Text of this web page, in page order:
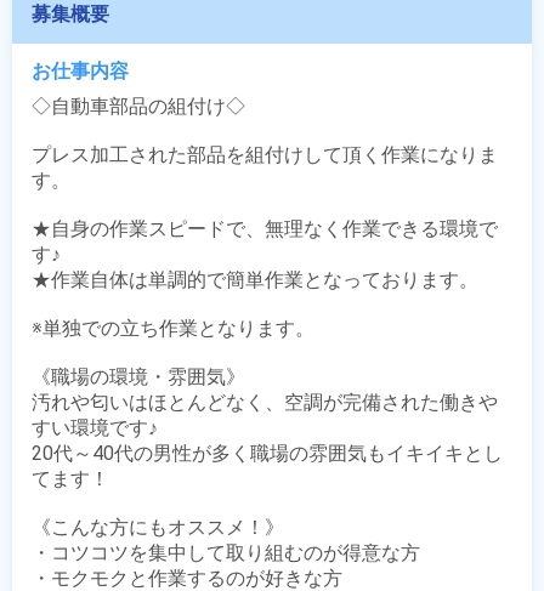
募集概要
お仕事内容
◇自動車部品の組付け◇
プレス加工された部品を組付けして頂く作業になりま
す。
★自身の作業スピードで、無理なく作業できる環境で
す♪
★作業自体は単調的で簡単作業となっております。
※単独での立ち作業となります。
《職場の環境・雰囲気》
汚れや匂いはほとんどなく、空調が完備された働きや
すい環境です♪
20代～40代の男性が多く職場の雰囲気もイキイキとし
てます！
《こんな方にもオススメ！》
・コツコツを集中して取り組むのが得意な方
・モクモクと作業するのが好きな方